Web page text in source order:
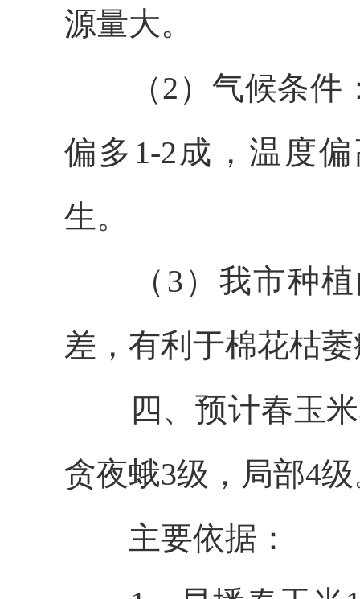
源量大。
（2 ）气候条件
偏多 1-2成 ，温度
生。
（ 3 ）我市种
差 ，有利于棉花枯
四、预计春玉
贪夜蛾3级，局部4级
主要依据：